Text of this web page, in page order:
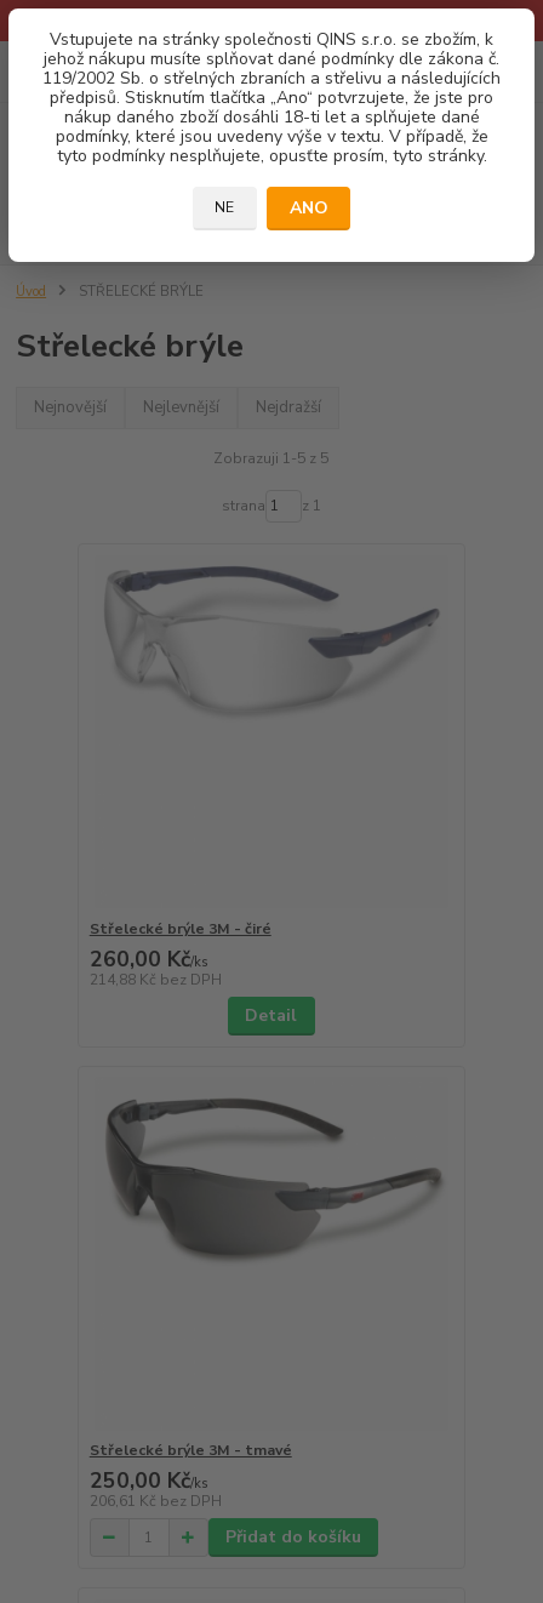
Vstupujete na stránky společnosti QINS s.r.o. se zbožím, k
jehož nákupu musíte splňovat dané podmínky dle zákona č.
119/2002 Sb. o střelných zbraních a střelivu a následujících
předpisů. Stisknutím tlačítka „Ano“ potvrzujete, že jste pro
nákup daného zboží dosáhli 18-ti let a splňujete dané
podmínky, které jsou uvedeny výše v textu. V případě, že
tyto podmínky nesplňujete, opusťte prosím, tyto stránky.
NE ANO
Menu
CZK 0
za0,00 Kč
Úvod STŘELECKÉ BRÝLE
Střelecké brýle
Nejnovější Nejlevnější Nejdražší
Zobrazuji 1-5 z 5
strana z 1
Střelecké brýle 3M - čiré
260,00 Kč/ks
214,88 Kč bez DPH
Detail
Střelecké brýle 3M - tmavé
250,00 Kč/ks
206,61 Kč bez DPH
Přidat do košíku